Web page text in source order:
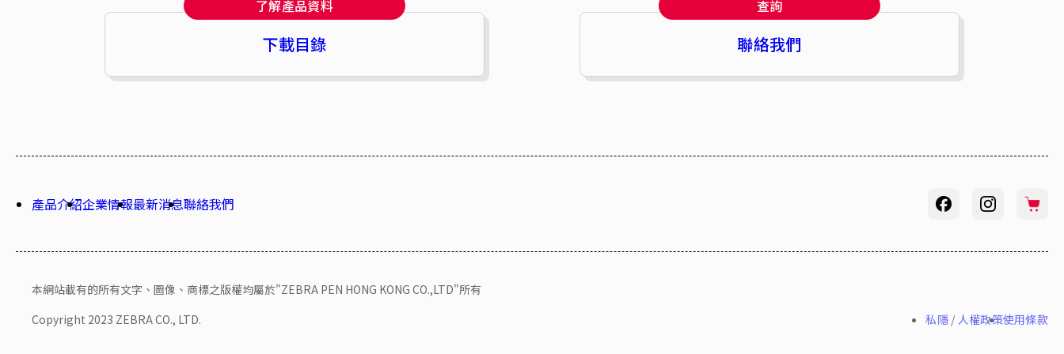
了解產品資料
下載目錄
查詢
聯絡我們
產品介紹企業情報最新消息聯絡我們
本網站載有的所有文字、圖像、商標之版權均屬於"ZEBRA PEN HONG KONG CO.,LTD"所有
Copyright 2023 ZEBRA CO., LTD.
私隱 / 人權政策使用條款